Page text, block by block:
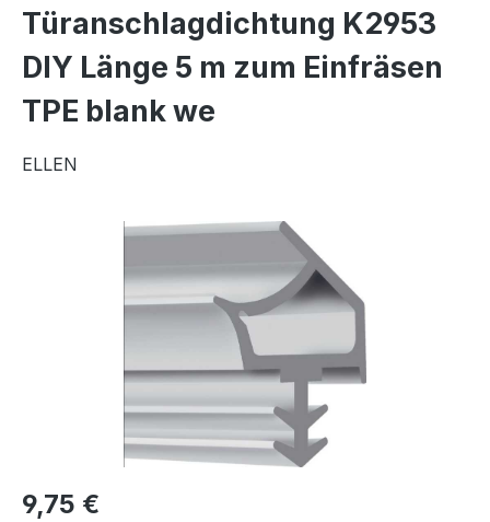
Türanschlagdichtung K2953
DIY Länge 5 m zum Einfräsen
TPE blank we
ELLEN
Bildergalerie überspringen
Regulärer Preis:
9,75 €